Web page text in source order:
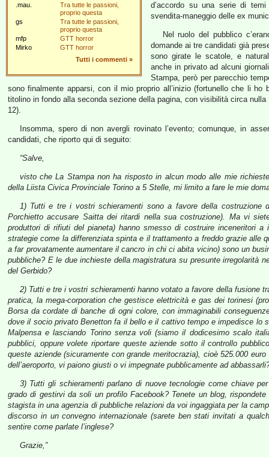
.mau.
Tra tutte le passioni,
proprio questa
gs
Tra tutte le passioni,
proprio questa
mfp
GTT horror
Mirko
GTT horror
Tutti i commenti »
d’accordo su una serie di
svendita-maneggio delle ex
Nel ruolo del pubblico
domande ai tre candidati già
sono girate le scatole, e
anche in privato ad alcuni
Stampa, però per parecchio
sono finalmente apparsi, con il mio proprio all’inizio (fortunello che li
titolino in fondo alla seconda sezione della pagina, con visibilità circa
12).
Insomma, spero di non avergli rovinato l’evento; comunque, in
candidati, che riporto qui di seguito:
“Salve,
visto che La Stampa non ha risposto in alcun modo alle mie
della Liista Civica Provinciale Torino a 5 Stelle, mi limito a fare le mie
1) Tutti e tre i vostri schieramenti sono a favore della costruzione
Porchietto accusare Saitta dei ritardi nella sua costruzione). Ma vi
produttori di rifiuti del pianeta) hanno smesso di costruire inceneritori
strategie come la differenziata spinta e il trattamento a freddo grazie alle
a far provatamente aumentare il cancro in chi ci abita vicino) sono un
pubbliche? E le due inchieste della magistratura su presunte irregolarità
del Gerbido?
2) Tutti e tre i vostri schieramenti hanno votato a favore della fusione
pratica, la mega-corporation che gestisce elettricità e gas dei torinesi
Borsa da cordate di banche di ogni colore, con immaginabili
dove il socio privato Benetton fa il bello e il cattivo tempo e impedisce lo
Malpensa e lasciando Torino senza voli (siamo il dodicesimo scalo
pubblici, oppure volete riportare queste aziende sotto il controllo
queste aziende (sicuramente con grande meritocrazia), cioè 525.000
dell’aeroporto, vi paiono giusti o vi impegnate pubblicamente ad
3) Tutti gli schieramenti parlano di nuove tecnologie come chiave
grado di gestirvi da soli un profilo Facebook? Tenete un blog,
stagista in una agenzia di pubbliche relazioni da voi ingaggiata per la
discorso in un convegno internazionale (sarete ben stati invitati a
sentire come parlate l’inglese?
Grazie,”